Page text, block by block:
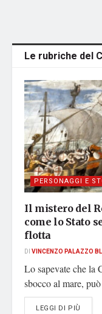
Le rubriche del
PERSONAGGI E
Il mistero del
come lo Stato
flotta
DI VINCENZO PALAZZO
Lo sapevate che la
sbocco al mare,
LEGGI DI PIÙ